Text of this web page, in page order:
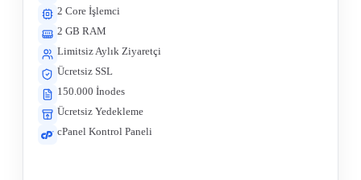
2 Core İşlemci
2 GB RAM
Limitsiz Aylık Ziyaretçi
Ücretsiz SSL
150.000 İnodes
Ücretsiz Yedekleme
cPanel Kontrol Paneli